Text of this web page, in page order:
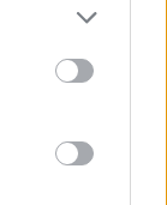
more Google
may click to
party tags to
below Google
του